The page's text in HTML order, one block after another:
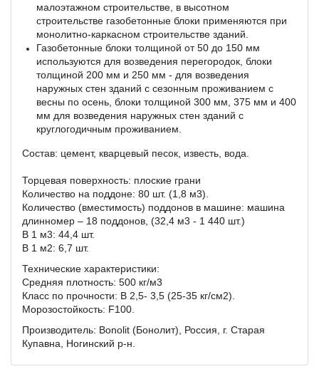
малоэтажном строительстве, в высотном
строительстве газобетонные блоки применяются при
монолитно-каркасном строительстве зданий.
Газобетонные блоки толщиной от 50 до 150 мм
используются для возведения перегородок, блоки
толщиной 200 мм и 250 мм - для возведения
наружных стен зданий с сезонным проживанием с
весны по осень, блоки толщиной 300 мм, 375 мм и 400
мм для возведения наружных стен зданий с
круглогодичным проживанием.
Состав: цемент, кварцевый песок, известь, вода.
Торцевая поверхность: плоские грани
Количество на поддоне: 80 шт. (1,8 м3).
Количество (вместимость) поддонов в машине: машина
длинномер – 18 поддонов, (32,4 м3 - 1 440 шт.)
В 1 м3: 44,4 шт.
В 1 м2: 6,7 шт.
Технические характеристики:
Средняя плотность: 500 кг/м3
Класс по прочности: В 2,5- 3,5 (25-35 кг/см2).
Морозостойкость: F100.
Производитель: Bonolit (Бонолит), Россия, г. Старая
Купавна, Ногинский р-н.